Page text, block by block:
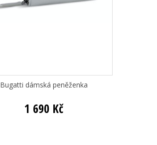
Bugatti dámská peněženka
1 690 Kč